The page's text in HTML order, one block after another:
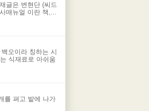
글은 변현단 (씨드
매뉴얼 이란 책,...
오이라 칭하는 시
식재료로 아쉬움
를 펴고 밭에 나가